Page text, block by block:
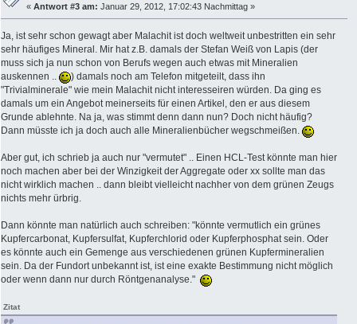
«Antwort #3 am: Januar 29, 2012, 17:02:43 Nachmittag »
Ja, ist sehr schon gewagt aber Malachit ist doch weltweit unbestritten ein sehr
sehr häufiges Mineral. Mir hat z.B. damals der Stefan Weiß von Lapis (der
muss sich ja nun schon von Berufs wegen auch etwas mit Mineralien
auskennen ..
) damals noch am Telefon mitgeteilt, dass ihn
"Trivialminerale" wie mein Malachit nicht interesseiren würden. Da ging es
damals um ein Angebot meinerseits für einen Artikel, den er aus diesem
Grunde ablehnte. Na ja, was stimmt denn dann nun? Doch nicht häufig?
Dann müsste ich ja doch auch alle Mineralienbücher wegschmeißen.
Aber gut, ich schrieb ja auch nur "vermutet" .. Einen HCL-Test könnte man hier
noch machen aber bei der Winzigkeit der Aggregate oder xx sollte man das
nicht wirklich machen .. dann bleibt vielleicht nachher von dem grünen Zeugs
nichts mehr ürbrig.
Dann könnte man natürlich auch schreiben: "könnte vermutlich ein grünes
Kupfercarbonat, Kupfersulfat, Kupferchlorid oder Kupferphosphat sein. Oder
es könnte auch ein Gemenge aus verschiedenen grünen Kupfermineralien
sein. Da der Fundort unbekannt ist, ist eine exakte Bestimmung nicht möglich
oder wenn dann nur durch Röntgenanalyse."
Zitat